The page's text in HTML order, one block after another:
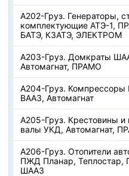
А202-Груз. Генераторы,
комплектующие АТЭ-1,
БАТЭ, КЗАТЭ, ЭЛЕКТРОМ
А203-Груз. Домкраты
Автомагнат, ПРАМО
А204-Груз. Компрессоры
ВААЗ, Автомагнат
А205-Груз. Крестовины и
валы УКД, Автомагнат,
А206-Груз. Отопители
ПЖД Планар, Теплостар,
ШААЗ